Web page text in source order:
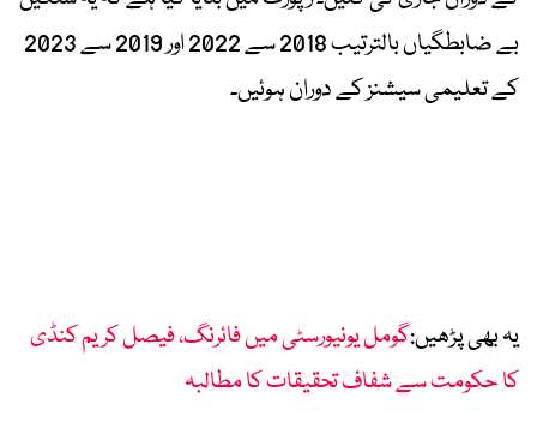
بے ضابطگیاں بالترتیب 2018 سے 2022 اور 2019 سے 2023
کے تعلیمی سیشنز کے دوران ہوئیں۔
یہ بھی پڑھیں:گومل یونیورسٹی میں فائرنگ، فیصل کریم کنڈی
کا حکومت سے شفاف تحقیقات کا مطالبہ